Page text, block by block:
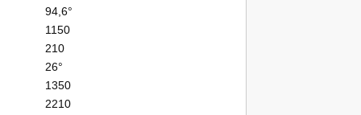
94,6°
1150
210
26°
1350
2210